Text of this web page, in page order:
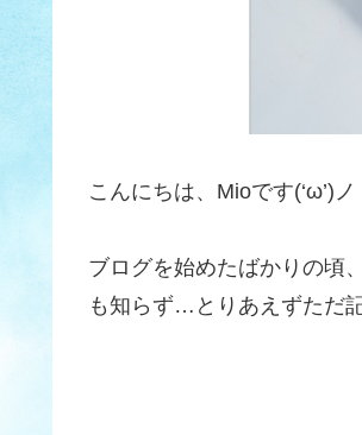
こんにちは、Mioです(‘ω’)ノ
ブログを始めたばかりの頃
も知らず…とりあえずただ